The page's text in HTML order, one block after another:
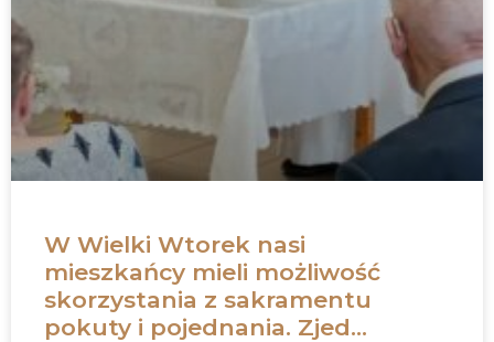
W Wielki Wtorek nasi
mieszkańcy mieli możliwość
skorzystania z sakramentu
pokuty i pojednania. Zjed…